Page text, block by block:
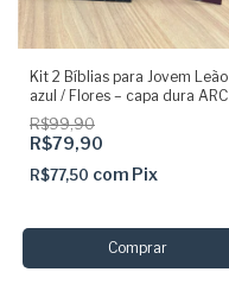
Kit 2 Bíblias para Jovem Leão
azul / Flores – capa dura ARC
R$99,90
R$79,90
R$77,50 com Pix